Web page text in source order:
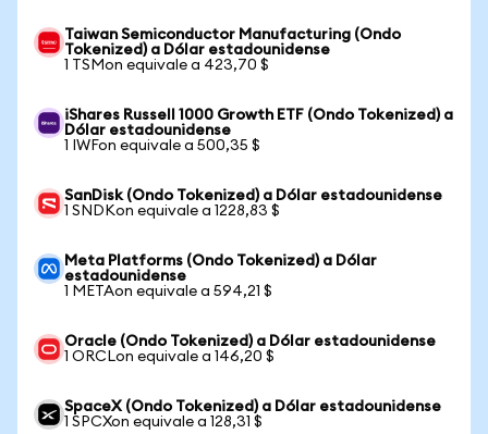
Taiwan Semiconductor Manufacturing (Ondo
Tokenized) a Dólar estadounidense
1 TSMon equivale a 423,70 $
iShares Russell 1000 Growth ETF (Ondo Tokenized) a
Dólar estadounidense
1 IWFon equivale a 500,35 $
SanDisk (Ondo Tokenized) a Dólar estadounidense
1 SNDKon equivale a 1228,83 $
Meta Platforms (Ondo Tokenized) a Dólar
estadounidense
1 METAon equivale a 594,21 $
Oracle (Ondo Tokenized) a Dólar estadounidense
1 ORCLon equivale a 146,20 $
SpaceX (Ondo Tokenized) a Dólar estadounidense
1 SPCXon equivale a 128,31 $